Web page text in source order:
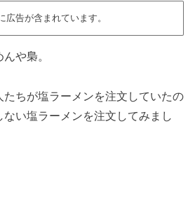
広告が含まれています。
や梟。
たちが塩ラーメンを注文していたの
い塩ラーメンを注文してみまし